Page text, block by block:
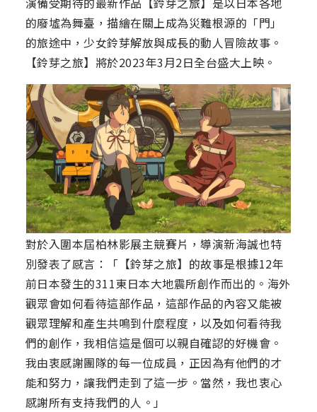
的廢墟為舞臺，描繪在關上成為災難根源的「門」
的旅途中，少女鈴芽解放與成長的動人冒險故事。
【鈴芽之旅】將於2023年3月2日全台盛大上映。
對於入圍本屆柏林影展主競賽片，導演新海誠也特
別發表了感言：「【鈴芽之旅】的故事是根據12年
前日本發生的311東日本大地震所創作而出的。海外
觀眾會如何看待這部作品，這部作品的內容又能被
觀眾理解和產生共鳴到什麼程度，以及如何看待我
們的創作，我相信這是個可以親自確認的好機會。
我由衷感謝團隊的每一位成員，正因為有他們的才
能和努力，讓我們走到了這一步。當然，我也衷心
感謝所有支持我們的人。」